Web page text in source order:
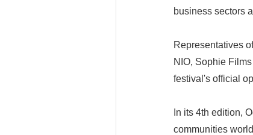
business sectors
Representatives
NIO, Sophie
festival's official
In its 4th edition,
communities